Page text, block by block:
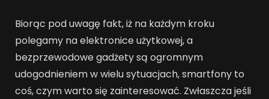
Biorąc pod uwagę fakt, iż na każdym kroku
polegamy na elektronice użytkowej, a
bezprzewodowe gadżety są ogromnym
udogodnieniem w wielu sytuacjach, smartfony to
coś, czym warto się zainteresować. Zwłaszcza jeśli